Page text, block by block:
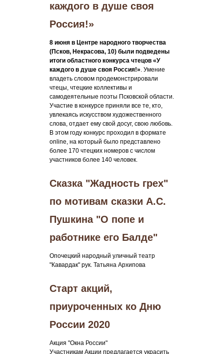
каждого в душе своя
Россия!»
8 июня в Центре народного творчества
(Псков, Некрасова, 10) были подведены
итоги областного конкурса чтецов «У
каждого в душе своя Россия!». Умение
владеть словом продемонстрировали
чтецы, чтецкие коллективы и
самодеятельные поэты Псковской области.
Участие в конкурсе приняли все те, кто,
увлекаясь искусством художественного
слова, отдает ему свой досуг, свою любовь.
В этом году конкурс проходил в формате
online, на который было представлено
более 170 чтецких номеров с числом
участников более 140 человек.
Сказка "Жадность грех"
по мотивам сказки А.С.
Пушкина "О попе и
работнике его Балде"
Опочецкий народный уличный театр
"Кавардак" рук. Татьяна Архипова
Старт акций,
приуроченных ко Дню
России 2020
Акция "Окна России"
Участникам Акции предлагается украсить